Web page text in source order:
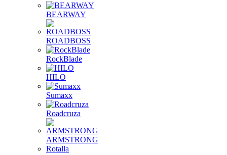
BEARWAY
ROADBOSS
RockBlade
HILO
Sumaxx
Roadcruza
ARMSTRONG
Rotalla